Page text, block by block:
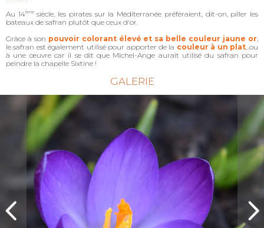
Au 14èmesiècle, les pirates sur la Méditerranée préféraient, dit-on, piller les
bateaux de safran plutôt que ceux d'or.
Grâce à son pouvoir colorant élevé et sa belle couleur jaune or
le safran est également utilisé pour apporter de la couleur à un plat ...ou
à une œuvre car il se dit que Michel-Ange aurait utilisé du safran pour
peindre la chapelle Sixtine !
GALERIE